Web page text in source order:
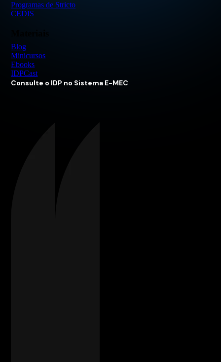
Programas de Stricto
CEDIS
Blog
Minicursos
Ebooks
IDPCast
Consulte o IDP no Sistema E-MEC